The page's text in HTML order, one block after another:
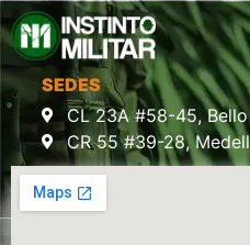
SEDES
CL 23A #58-45,
CR 55 #39-28,